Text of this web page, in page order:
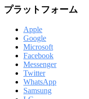
プラットフォーム
Apple
Google
Microsoft
Facebook
Messenger
Twitter
WhatsApp
Samsung